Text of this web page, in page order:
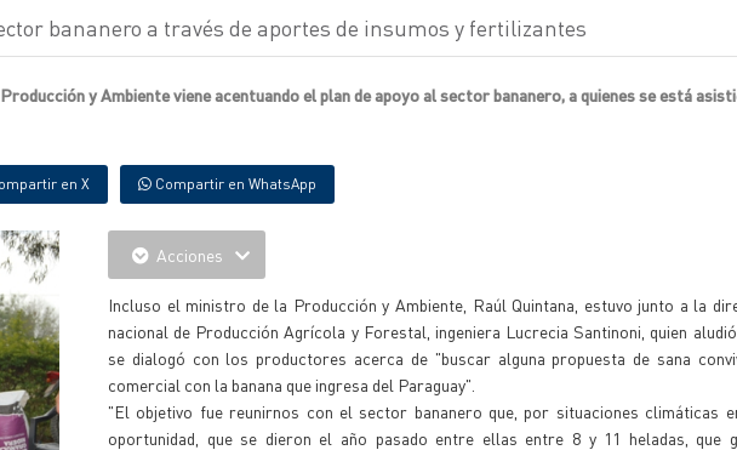
bananero a través de aportes de insumos y fertilizantes
y Ambiente viene acentuando el plan de apoyo al sector bananero, a quienes se está
en X Compartir en WhatsApp
Acciones
Incluso el ministro de la Producción y Ambiente, Raúl Quintana, estuvo junto a la
nacional de Producción Agrícola y Forestal, ingeniera Lucrecia Santinoni, quien
se dialogó con los productores acerca de "buscar alguna propuesta de sana
comercial con la banana que ingresa del Paraguay".
"El objetivo fue reunirnos con el sector bananero que, por situaciones climáticas
oportunidad, que se dieron el año pasado entre ellas entre 8 y 11 heladas, que